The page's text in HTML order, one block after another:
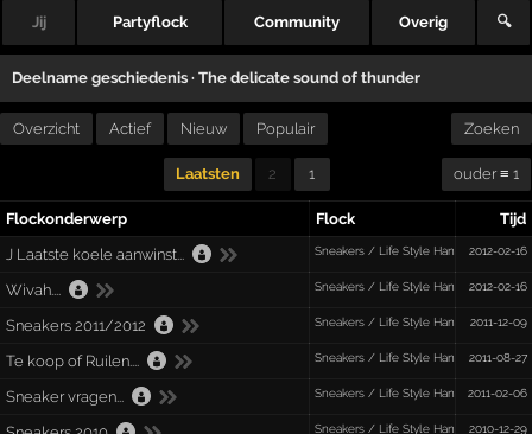
Jij Partyflock Community Overig 🔍
Deelname geschiedenis ·The delicate sound of thunder
Overzicht Actief Nieuw Populair Zoeken
Laatsten 2 1 ouder ≡ 1
Flockonderwerp Flock
Tijd
J Laatste koele aanwinst...
Sneakers / Life Style Hang-Out2012-02-16
Wivah.... Sneakers / Life Style Hang-Out2012-02-16
Sneakers 2011/2012 Sneakers / Life Style Hang-Out2011-12-09
Te koop of Ruilen.... Sneakers / Life Style Hang-Out2011-08-27
Sneaker vragen... Sneakers / Life Style Hang-Out2011-02-06
Sneakers / Life Style Hang-Out2010-12-29